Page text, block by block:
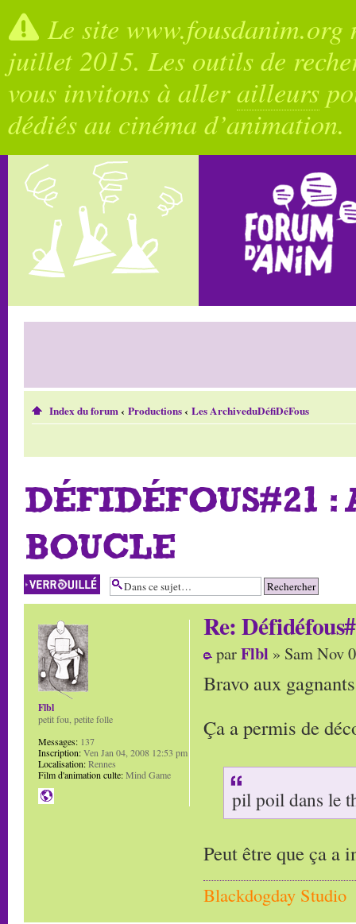
Le site
juillet 2015. Les outils de
vous invitons à allerailleurs
dédiés au cinéma d’animation.
Index du forum‹ Productions‹ Les ArchiveduDéfiDéFous
DÉFIDÉFOUS#21 :
BOUCLE
Sujet verrouillé
Re:
parFlbl » Sam Nov
Bravo aux
Ça a permis de
pil poil dans le
Peut être que ça a
Blackdogday Studio
Flbl
petit fou, petite folle
Messages: 137
Inscription:Ven Jan 04, 2008 12:53 pm
Localisation:Rennes
Film d'animation culte:Mind Game